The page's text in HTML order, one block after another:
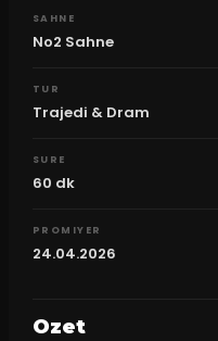
SAHNE
No2 Sahne
TUR
Trajedi & Dram
SURE
60 dk
PROMIYER
24.04.2026
Ozet